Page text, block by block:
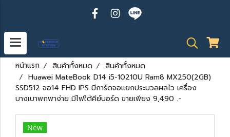
หน้าแรก สินค้าทั้งหมด
สินค้าทั้งหมด
Huawei MateBook D14 i5-10210U Ram8 MX250(2GB)
SSD512 จอ14 FHD IPS มีการ์ดจอแยกประมวลผลไว เครื่อง
บางเบาพกพาง่าย มีไฟใต้คีย์บอร์ด ขายเพียง 9,490 .-
New